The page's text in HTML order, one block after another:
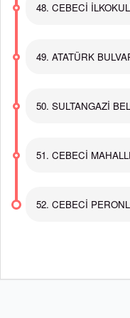
48. CEBECİ
49. ATATÜRK
50. SULTANGAZİ
51. CEBECİ
52. CEBECİ